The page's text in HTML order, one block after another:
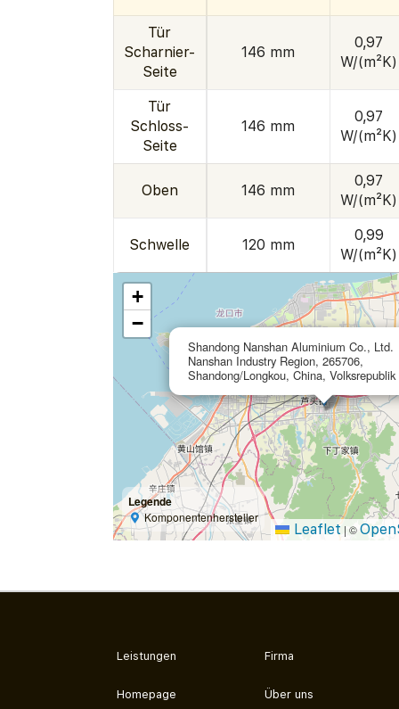
Tür
Scharnier-
Seite
146 mm
0,97
W/(m²K)
Tür
Schloss-
Seite
146 mm
0,97
W/(m²K)
Oben 146 mm
0,97
W/(m²K)
Schwelle 120 mm
0,99
W/(m²K)
Shandong Nanshan Aluminium Co., Ltd.
Nanshan Industry Region, 265706,
Shandong/Longkou, China, Volksrepublik
+
−
Legende
Komponentenhersteller
Leaflet | ©
Leistungen
Homepage
Firma
Über uns